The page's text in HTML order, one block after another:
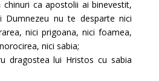
chinuri ca apostolii ai binevestit,
Dumnezeu nu te desparte nici
nici prigoana, nici foamea,
nici sabia;
dragostea lui Hristos cu sabia